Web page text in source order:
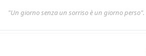
"Un giorno senza un sorriso è un giorno perso".